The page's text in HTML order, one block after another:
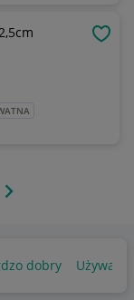
Następna strona
dobry Używany